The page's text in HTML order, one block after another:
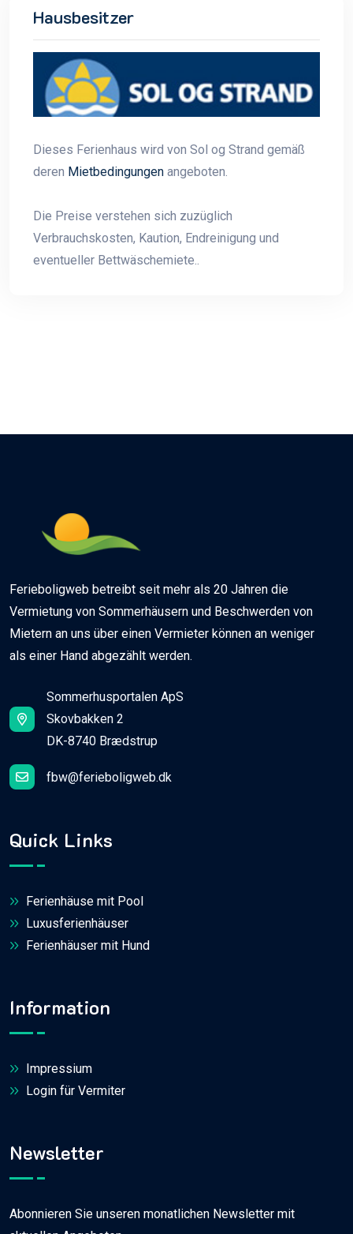
Hausbesitzer
Dieses Ferienhaus wird von Sol og Strand gemäß
deren Mietbedingungen angeboten.
Die Preise verstehen sich zuzüglich
Verbrauchskosten, Kaution, Endreinigung und
eventueller Bettwäschemiete..
Ferieboligweb betreibt seit mehr als 20 Jahren die
Vermietung von Sommerhäusern und Beschwerden von
Mietern an uns über einen Vermieter können an weniger
als einer Hand abgezählt werden.
Sommerhusportalen ApS
Skovbakken 2
DK-8740 Brædstrup
fbw@ferieboligweb.dk
Quick Links
Ferienhäuse mit Pool
Luxusferienhäuser
Ferienhäuser mit Hund
Information
Impressium
Login für Vermiter
Newsletter
Abonnieren Sie unseren monatlichen Newsletter mit